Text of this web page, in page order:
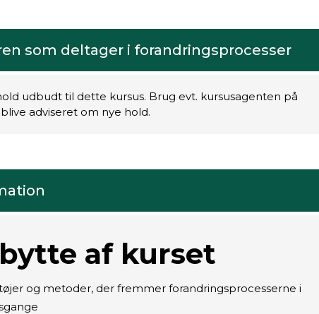
som deltager i forandringsprocesser
udbudt til dette kursus. Brug evt. kursusagenten på
adviseret om nye hold.
af kurset
og metoder, der fremmer forandringsprocesserne i